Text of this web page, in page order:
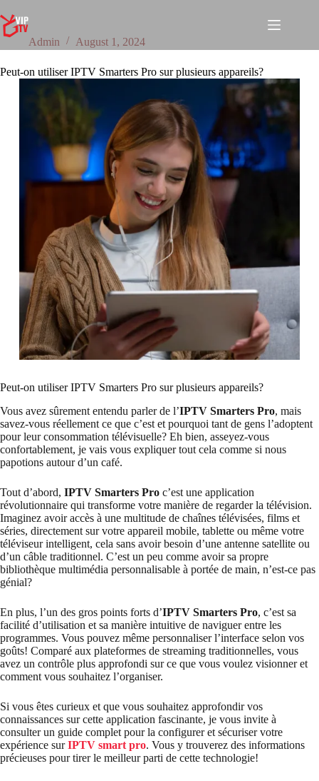
Admin August 1, 2024
Peut-on utiliser IPTV Smarters Pro sur plusieurs appareils?
Peut-on utiliser IPTV Smarters Pro sur plusieurs appareils?
Vous avez sûrement entendu parler de l’IPTV Smarters Pro, mais
savez-vous réellement ce que c’est et pourquoi tant de gens l’adoptent
pour leur consommation télévisuelle? Eh bien, asseyez-vous
confortablement, je vais vous expliquer tout cela comme si nous
papotions autour d’un café.
Tout d’abord, IPTV Smarters Pro c’est une application
révolutionnaire qui transforme votre manière de regarder la télévision.
Imaginez avoir accès à une multitude de chaînes télévisées, films et
séries, directement sur votre appareil mobile, tablette ou même votre
téléviseur intelligent, cela sans avoir besoin d’une antenne satellite ou
d’un câble traditionnel. C’est un peu comme avoir sa propre
bibliothèque multimédia personnalisable à portée de main, n’est-ce pas
génial?
En plus, l’un des gros points forts d’IPTV Smarters Pro, c’est sa
facilité d’utilisation et sa manière intuitive de naviguer entre les
programmes. Vous pouvez même personnaliser l’interface selon vos
goûts! Comparé aux plateformes de streaming traditionnelles, vous
avez un contrôle plus approfondi sur ce que vous voulez visionner et
comment vous souhaitez l’organiser.
Si vous êtes curieux et que vous souhaitez approfondir vos
connaissances sur cette application fascinante, je vous invite à
consulter un guide complet pour la configurer et sécuriser votre
expérience surIPTV smart pro. Vous y trouverez des informations
précieuses pour tirer le meilleur parti de cette technologie!